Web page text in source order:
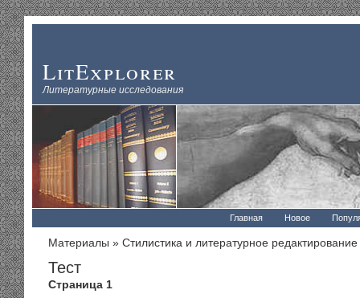
LitExplorer
Литературные исследования
Главная Новое
Материалы » Стилистика и литературное редактирование
Тест
Страница 1